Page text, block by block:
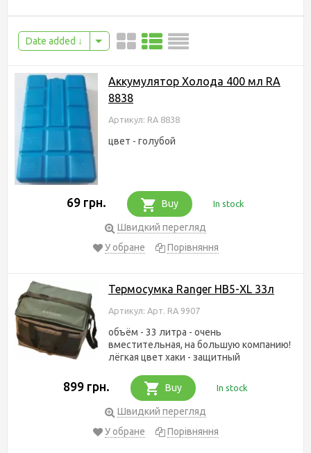
Date added
Аккумулятор Холода 400 мл RA
8838
Артикул: RA 8838
цвет - голубой
69 грн. Buy In stock
Швидкий перегляд
У обране
Порівняння
Термосумка Ranger HB5-XL 33л
Артикул: Арт. RA 9907
объём - 33 литра - очень
вместительная, на большую компанию!
лёгкая цвет хаки - защитный
899 грн. Buy In stock
Швидкий перегляд
У обране
Порівняння